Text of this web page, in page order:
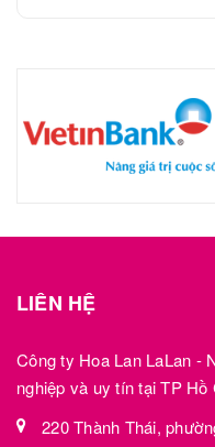
LIÊN HỆ
Công ty Hoa Lan LaLan -
nghiệp và uy tín tại TP Hồ
220 Thành Thái,